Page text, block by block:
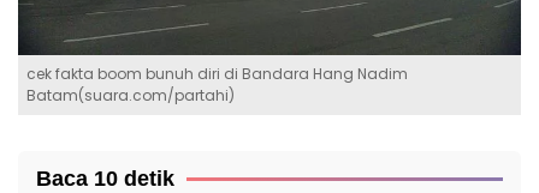
cek fakta boom bunuh diri di Bandara Hang Nadim
Batam(suara.com/partahi)
Baca 10 detik